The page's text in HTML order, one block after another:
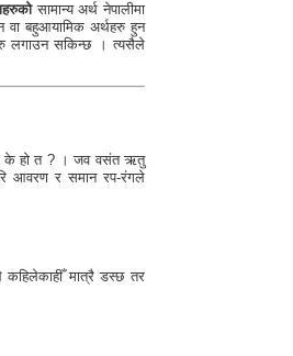
सामान्य अर्थ नेपालीमा
वा बहुआयामिक अर्थहरु हुन
लगाउन सकिन्छ । त्यसैले
के हो त ? । जव वसंत ऋतु
आवरण र समान रप-रंगले
कहिलेकाहीँ मात्रै डस्छ तर